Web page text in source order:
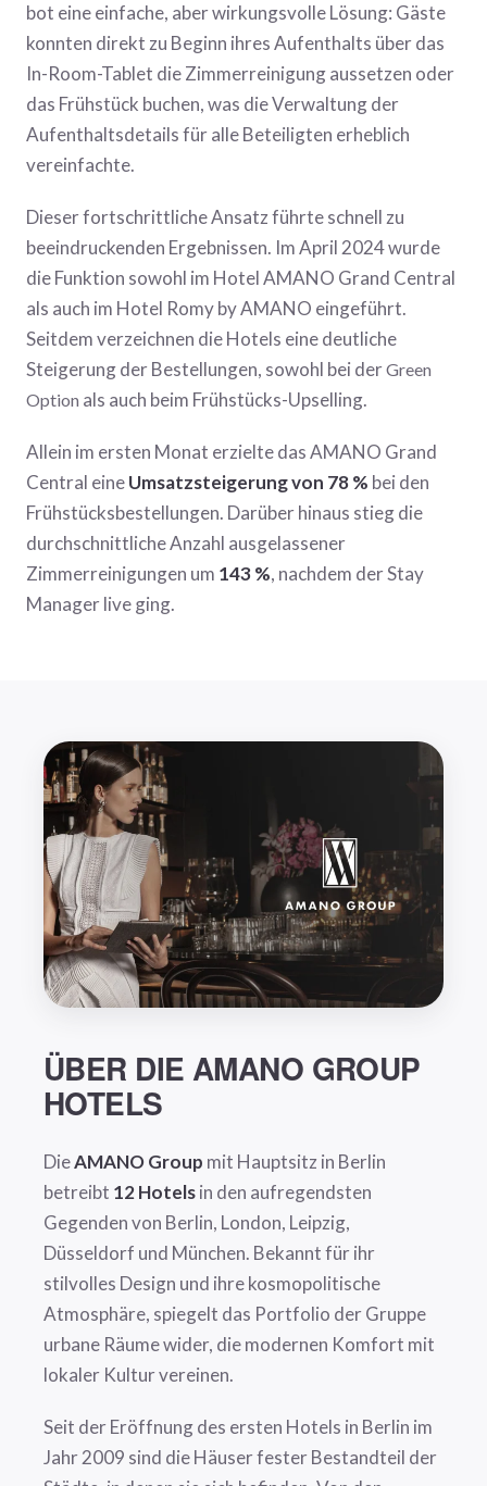
bot eine einfache, aber wirkungsvolle Lösung: Gäste
konnten direkt zu Beginn ihres Aufenthalts über das
In-Room-Tablet die Zimmerreinigung aussetzen oder
das Frühstück buchen, was die Verwaltung der
Aufenthaltsdetails für alle Beteiligten erheblich
vereinfachte.
Dieser fortschrittliche Ansatz führte schnell zu
beeindruckenden Ergebnissen. Im April 2024 wurde
die Funktion sowohl im Hotel AMANO Grand Central
als auch im Hotel Romy by AMANO eingeführt.
Seitdem verzeichnen die Hotels eine deutliche
Steigerung der Bestellungen, sowohl bei derGreen
Option als auch beim Frühstücks-Upselling.
Allein im ersten Monat erzielte das AMANO Grand
Central eineUmsatzsteigerung von 78 % bei den
Frühstücksbestellungen. Darüber hinaus stieg die
durchschnittliche Anzahl ausgelassener
Zimmerreinigungen um 143 %, nachdem der Stay
Manager live ging.
ÜBER DIE AMANO GROUP
HOTELS
DieAMANO Group mit Hauptsitz in Berlin
betreibt 12 Hotelsin den aufregendsten
Gegenden von Berlin, London, Leipzig,
Düsseldorf und München. Bekannt für ihr
stilvolles Design und ihre kosmopolitische
Atmosphäre, spiegelt das Portfolio der Gruppe
urbane Räume wider, die modernen Komfort mit
lokaler Kultur vereinen.
Seit der Eröffnung des ersten Hotels in Berlin im
Jahr 2009 sind die Häuser fester Bestandteil der